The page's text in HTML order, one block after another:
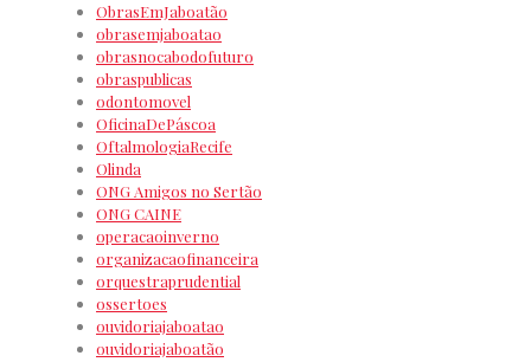
ObrasEmJaboatão
obrasemjaboatao
obrasnocabodofuturo
obraspublicas
odontomovel
OficinaDePáscoa
OftalmologiaRecife
Olinda
ONG Amigos no Sertão
ONG CAINE
operacaoinverno
organizacaofinanceira
orquestraprudential
ossertoes
ouvidoriajaboatao
ouvidoriajaboatão